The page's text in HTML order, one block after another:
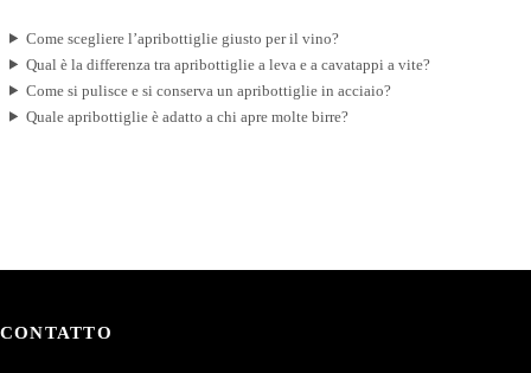
Come scegliere l’apribottiglie giusto per il vino?
Qual è la differenza tra apribottiglie a leva e a cavatappi a vite?
Come si pulisce e si conserva un apribottiglie in acciaio?
Quale apribottiglie è adatto a chi apre molte birre?
CONTATTO